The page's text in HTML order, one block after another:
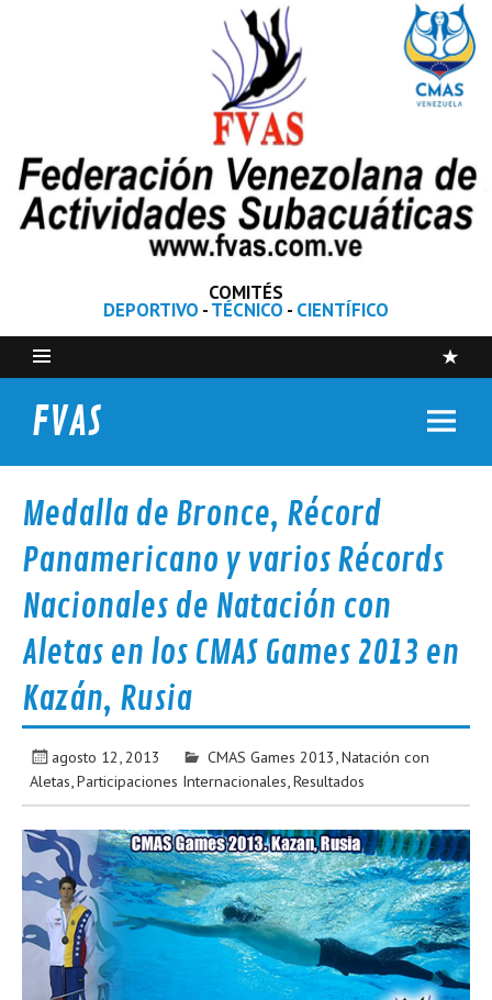
COMITÉS
DEPORTIVO -TÉCNICO - CIENTÍFICO
FVAS
Medalla de Bronce, Récord
Panamericano y varios Récords
Nacionales de Natación con
Aletas en los CMAS Games 2013 en
Kazán, Rusia
agosto 12, 2013 CMAS Games 2013 Natación con
Aletas ,Participaciones Internacionales ,Resultados